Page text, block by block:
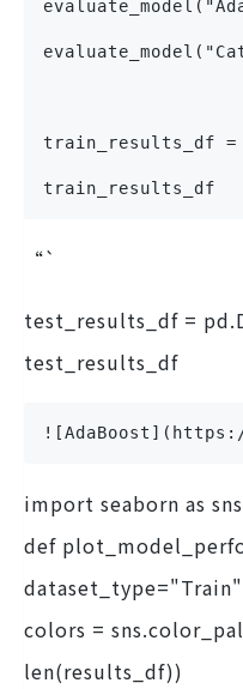
train_results_df =
train_results_df
“`
test_results_df =
test_results_df
![AdaBoost](https://
import seaborn as sns
def
colors =
len(results_df))